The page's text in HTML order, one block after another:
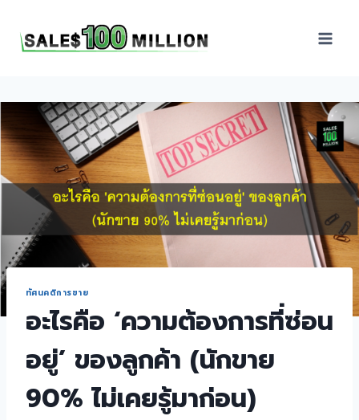
ทัศนคติการขาย
อะไรคือ ‘ความต้องการที่ซ่อน
อยู่’ ของลูกค้า (นักขาย
90% ไม่เคยรู้มาก่อน)